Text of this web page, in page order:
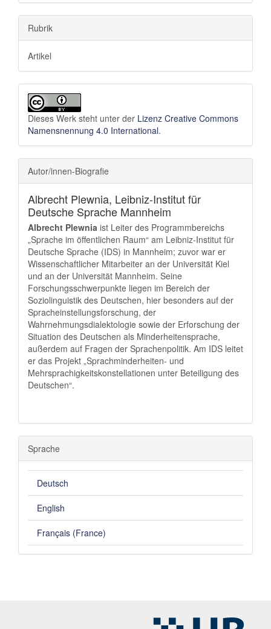
Rubrik
Artikel
Dieses Werk steht unter der Lizenz Creative Commons
Namensnennung 4.0 International.
Autor/innen-Biografie
Albrecht Plewnia, Leibniz-Institut für
Deutsche Sprache Mannheim
Albrecht Plewnia ist Leiter des Programmbereichs
„Sprache im öffentlichen Raum“ am Leibniz-Institut für
Deutsche Sprache (IDS) in Mannheim; zuvor war er
Wissenschaftlicher Mitarbeiter an der Universität Kiel
und an der Universität Mannheim. Seine
Forschungsschwerpunkte liegen im Bereich der
Soziolinguistik des Deutschen, hier besonders auf der
Spracheinstellungsforschung, der
Wahrnehmungsdialektologie sowie der Erforschung der
Situation des Deutschen als Minderheitensprache,
außerdem auf Fragen der Sprachenpolitik. Am IDS leitet
er das Projekt „Sprachminderheiten- und
Mehrsprachigkeitskonstellationen unter Beteiligung des
Deutschen“.
Sprache
Deutsch
English
Français (France)